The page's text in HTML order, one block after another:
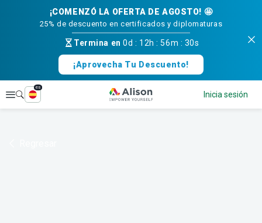
¡COMENZÓ LA OFERTA DE AGOSTO! 🤩
25% de descuento en certificados y diplomaturas
Termina en0d : 12h :56m : 30s
¡Aprovecha Tu Descuento!
Explorar
es
Inicia sesión